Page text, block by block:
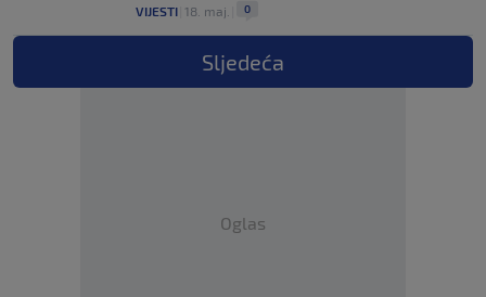
VIJESTI 18. maj. 0
Sljedeća
Oglas